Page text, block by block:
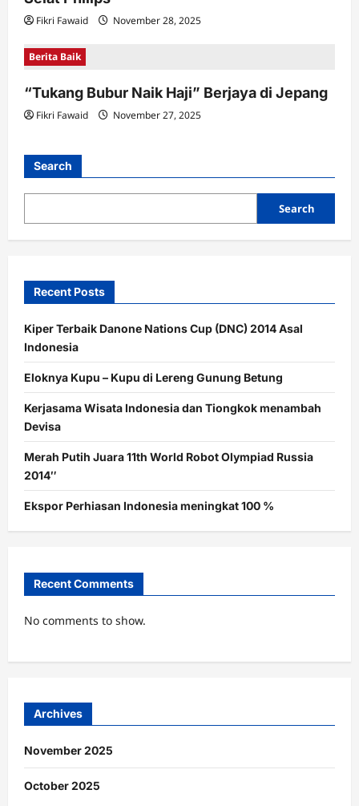
Fikri Fawaid November 28, 2025
Berita Baik
“Tukang Bubur Naik Haji” Berjaya di Jepang
Fikri Fawaid November 27, 2025
Search
Search
Recent Posts
Kiper Terbaik Danone Nations Cup (DNC) 2014 Asal
Indonesia
Eloknya Kupu – Kupu di Lereng Gunung Betung
Kerjasama Wisata Indonesia dan Tiongkok menambah
Devisa
Merah Putih Juara 11th World Robot Olympiad Russia
2014″
Ekspor Perhiasan Indonesia meningkat 100 %
Recent Comments
No comments to show.
Archives
November 2025
October 2025